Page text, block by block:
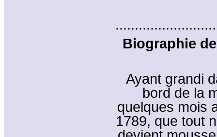
Biographie
Ayant grandi
bord de la
quelques mois
1789, que tout